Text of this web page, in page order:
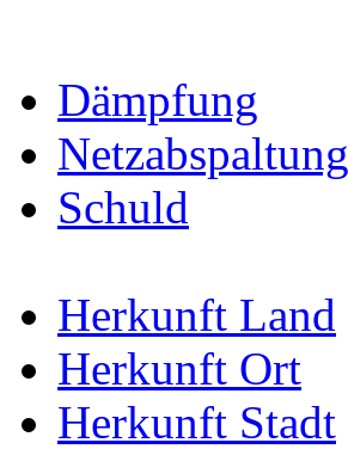
Dämpfung
Netzabspaltung
Schuld
Herkunft Land
Herkunft Ort
Herkunft Stadt